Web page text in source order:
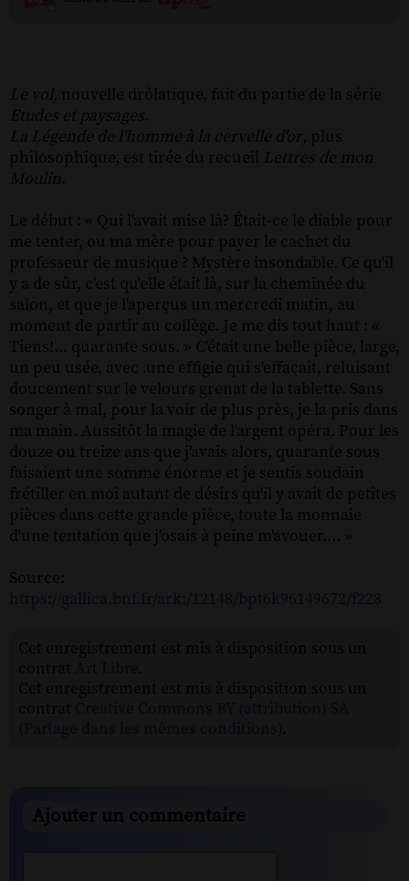
Le vol, nouvelle drôlatique, fait du partie de la série
Etudes et paysages.
La Légende de l'homme à la cervelle d'or , plus
philosophique, est tirée du recueil Lettres de mon
Moulin.
Le début : « Qui l'avait mise là? Était-ce le diable pour
me tenter, ou ma mère pour payer le cachet du
professeur de musique ? Mystère insondable. Ce qu'il
y a de sûr, c'est qu'elle était là, sur la cheminée du
salon, et que je l'aperçus un mercredi matin, au
moment de partir au collège. Je me dis tout haut : «
Tiens!... quarante sous. » C'était une belle pièce, large,
un peu usée, avec .une effigie qui s'effaçait, reluisant
doucement sur le velours grenat de la tablette. Sans
songer à mal, pour la voir de plus près, je la pris dans
ma main. Aussitôt la magie de l'argent opéra. Pour les
douze ou treize ans que j'avais alors, quarante sous
faisaient une somme énorme et je sentis soudain
frétiller en moi autant de désirs qu'il y avait de petites
pièces dans cette grande pièce, toute la monnaie
d'une tentation que j'osais à peine m'avouer.... »
Source:
Ajouter un commentaire